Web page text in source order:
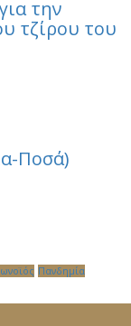
την
τζίρου του
Ποσά)
Πανδημία